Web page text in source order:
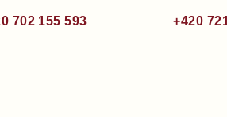
702 155 593 +420